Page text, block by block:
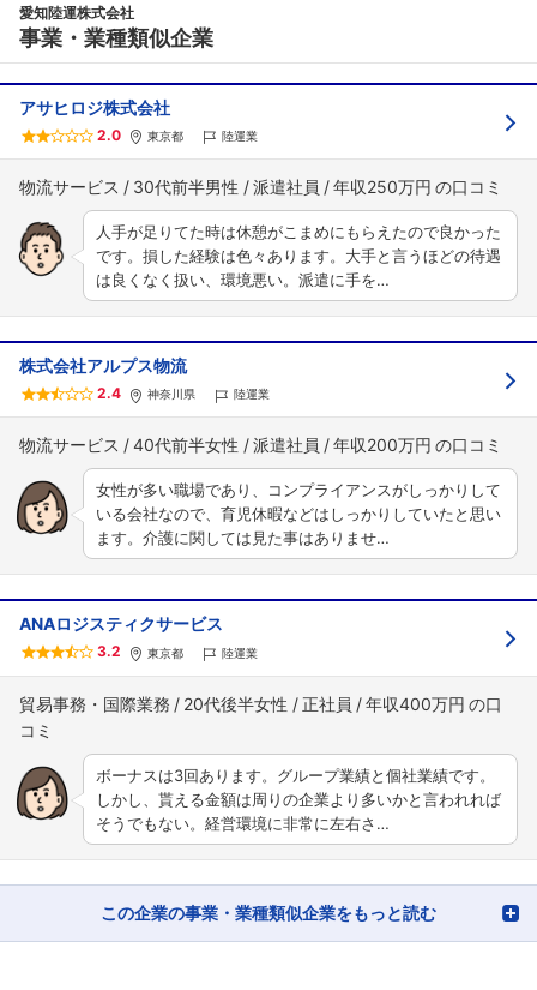
愛知陸運株式会社
事業・業種類似企業
アサヒロジ株式会社
2.0 東京都 陸運業
物流サービス 30代前半男性 派遣社員 年収250万円
人手が足りてた時は休憩がこまめにもらえたので良かった
です。損した経験は色々あります。大手と言うほどの待遇
は良くなく扱い、環境悪い。派遣に手を…
株式会社アルプス物流
2.4 神奈川県 陸運業
物流サービス 40代前半女性 派遣社員 年収200万円
女性が多い職場であり、コンプライアンスがしっかりして
いる会社なので、育児休暇などはしっかりしていたと思い
ます。介護に関しては見た事はありませ…
ANAロジスティクサービス
3.2 東京都 陸運業
貿易事務・国際業務 20代後半女性 正社員 年収400万円
ボーナスは3回あります。グループ業績と個社業績です。
しかし、貰える金額は周りの企業より多いかと言われれば
そうでもない。経営環境に非常に左右さ…
この企業の事業・業種類似企業をもっと読む